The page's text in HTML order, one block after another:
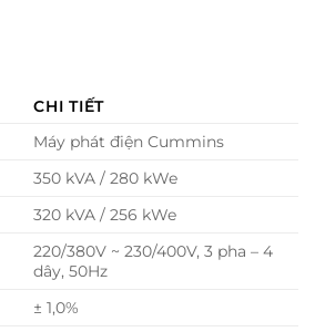
CHI TIẾT
Máy phát điện Cummins
350 kVA / 280 kWe
320 kVA / 256 kWe
220/380V ~ 230/400V, 3 pha – 4
dây, 50Hz
± 1,0%